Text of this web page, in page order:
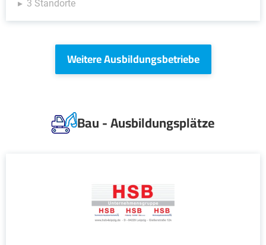
3 Standorte
Weitere Ausbildungsbetriebe
Bau - Ausbildungsplätze